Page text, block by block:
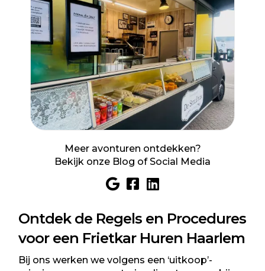
Meer avonturen ontdekken?
Bekijk onze Blog of Social Media
Ontdek de Regels en Procedures
voor een Frietkar Huren Haarlem
Bij ons werken we volgens een ‘uitkoop’-